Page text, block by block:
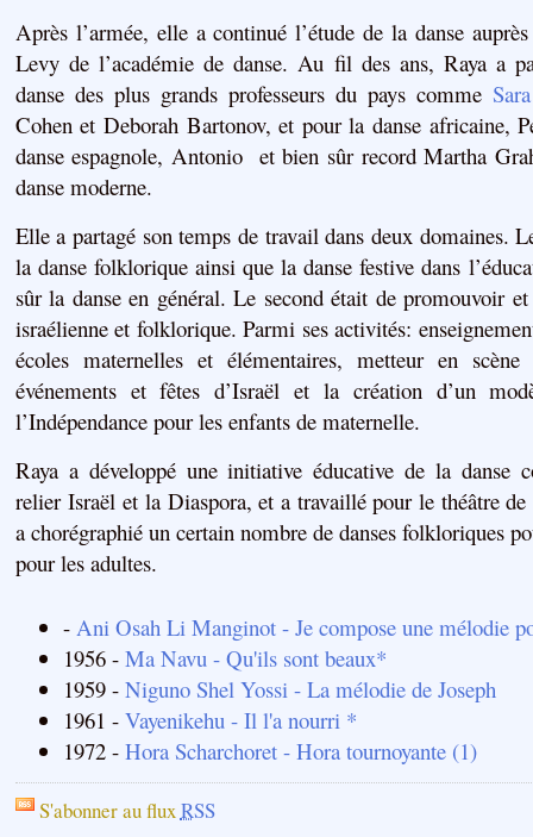
Après l’armée, elle a continué l’étude de la danse
Levy de l’académie de danse. Au fil des ans, Raya a
danse des plus grands professeurs du pays comme Sara
Cohen et Deborah Bartonov, et pour la danse africaine,
danse espagnole, Antonio et bien sûr record Martha
danse moderne.
Elle a partagé son temps de travail dans deux domaines.
la danse folklorique ainsi que la danse festive dans
sûr la danse en général. Le second était de promouvoir
israélienne et folklorique.Parmi ses activités:
écoles maternelles et élémentaires, metteur en scène
événements et fêtes d’Israël et la création d’un
l’Indépendance pour les enfants de maternelle.
Raya a développé une initiative éducative de la danse
relier Israël et la Diaspora, et a travaillé pour le théâtre de
a chorégraphié un certain nombre de danses folkloriques
pour les adultes.
- Ani Osah Li Manginot - Je compose une mélodie
1956 - Ma Navu - Qu'ils sont beaux*
1959 - Niguno Shel Yossi - La mélodie de Joseph
1961 - Vayenikehu - Il l'a nourri *
1972 - Hora Scharchoret - Hora tournoyante (1)
S'abonner au fluxRSS